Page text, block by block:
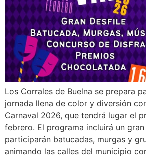
Los Corrales de Buelna se prepara
jornada llena de color y diversión
Carnaval 2026, que tendrá lugar el
febrero. El programa incluirá un
participarán batucadas, murgas y
animando las calles del municipio